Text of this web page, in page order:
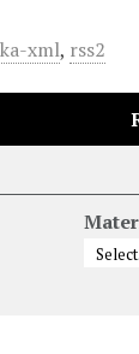
xml, rss2